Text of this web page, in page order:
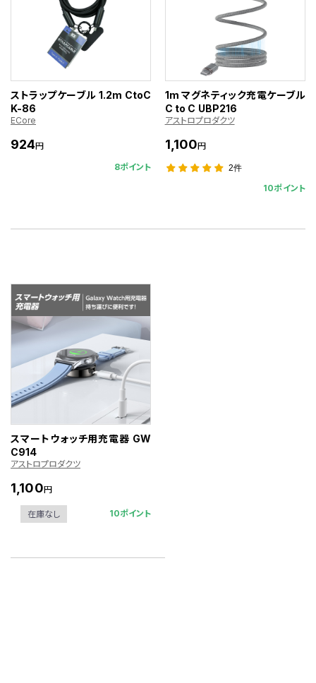
ストラップケーブル 1.2m CtoC
K-86
ECore
924円
8ポイント
1m マグネティック充電ケーブル
C to C UBP216
アストロプロダクツ
1,100円
2件
10ポイント
スマートウォッチ用充電器 GW
C914
アストロプロダクツ
1,100円
在庫なし 10ポイント